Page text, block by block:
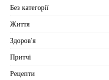
Без категорії
Життя
Здоров'я
Притчі
Рецепти